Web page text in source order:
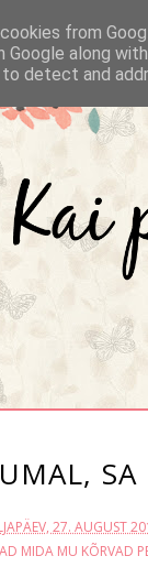
27. AUGUST
MIDA MU KÕRVAD
from
Google along
detect and